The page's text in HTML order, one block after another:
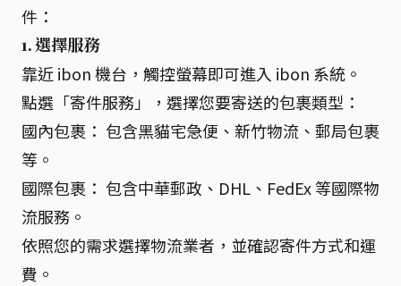
件：
1. 選擇服務
靠近 ibon 機台，觸控螢幕即可進入 ibon 系統。
點選「寄件服務」，選擇您要寄送的包裹類型：
國內包裹： 包含黑貓宅急便、新竹物流、郵局包裹
等。
國際包裹： 包含中華郵政、DHL、FedEx 等國際物
流服務。
依照您的需求選擇物流業者，並確認寄件方式和運
費。